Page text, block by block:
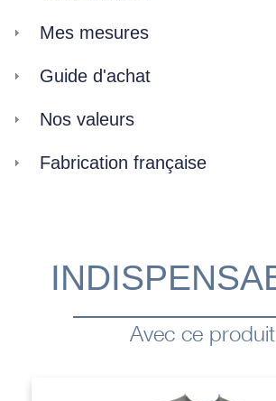
Mes mesures
Guide d'achat
Nos valeurs
Fabrication française
Avec ce produit